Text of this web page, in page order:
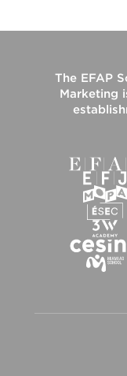
The EFAP
Marketing